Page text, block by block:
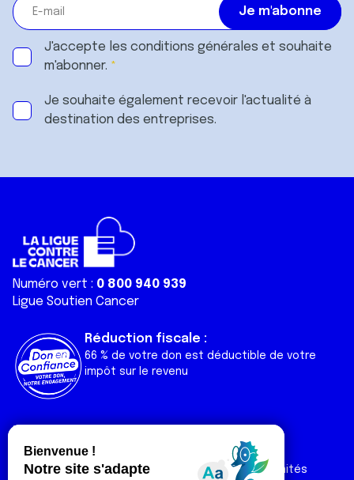
J'accepte les conditions générales et souhaite
m'abonner.
Je souhaite également recevoir l'actualité à
destination des entreprises.
Numéro vert : 0 800 940 939
Ligue Soutien Cancer
Réduction fiscale :
66 % de votre don est déductible de votre
impôt sur le revenu
Liens utiles
Nos actualités
Nos publications
Espace Ligue & comités